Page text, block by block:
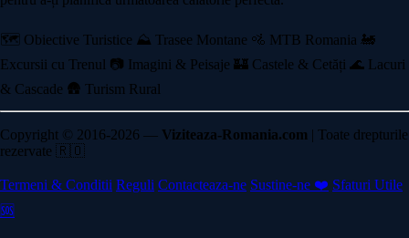
🗺️ Obiective Turistice ⛰️ Trasee Montane 🚵 MTB Romania 🚂
Excursii cu Trenul 📷 Imagini & Peisaje 🏰 Castele & Cetăți 🌊 Lacuri
& Cascade 🛖 Turism Rural
Copyright © 2016-2026 — Viziteaza-Romania.com | Toate drepturile
rezervate 🇷🇴
Termeni & Conditii Reguli Contacteaza-ne Sustine-ne ❤️ Sfaturi Utile
🆘